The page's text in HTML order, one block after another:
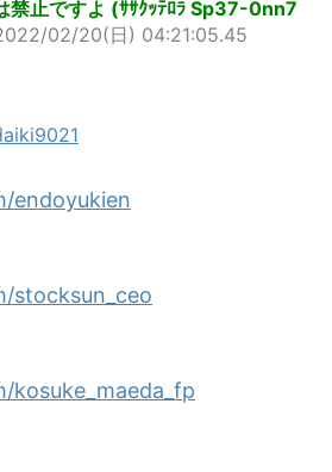
禁止ですよ (ｻｻｸｯﾃﾛﾗ Sp37-0nn7
02/20(日) 04:21:05.45
endoyukien
stocksun_ceo